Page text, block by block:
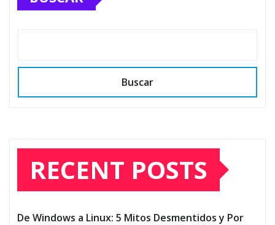
Buscar
RECENT POSTS
De Windows a Linux: 5 Mitos Desmentidos y Por